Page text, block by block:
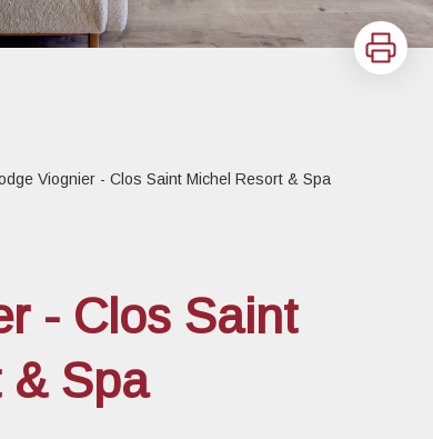
Voir l'image en plein écran
Imprimer
Viognier - Clos Saint Michel Resort & Spa
- Clos Saint
& Spa